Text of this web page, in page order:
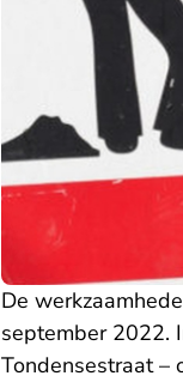
De
september 2022.
Tondensestraat –